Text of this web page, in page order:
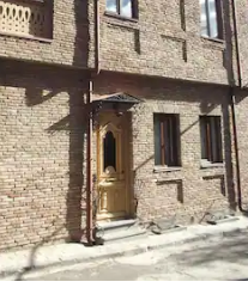
van 4,95 uit 5, 285